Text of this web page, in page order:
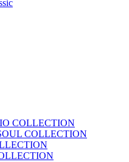
COLLECTION
COLLECTION